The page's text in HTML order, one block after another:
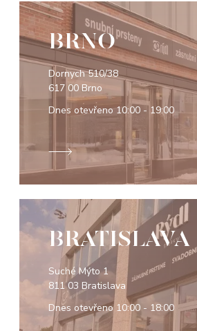
BRNO
Dornych 510/38
617 00 Brno
Dnes otevřeno10:00 - 19:00
BRATISLAVA
Suché Mýto 1
811 03 Bratislava
Dnes otevřeno 10:00 - 18:00